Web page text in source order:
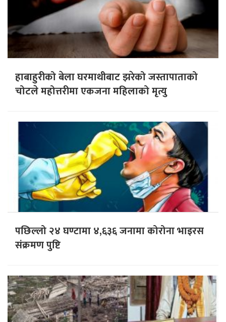
हाबाहुरीको बेला घरमाथीबाट झरेको जस्तापाताको
चोटले महोत्तरीमा एकजना महिलाको मृत्यु
पछिल्लो २४ घण्टामा ४,६३६ जनामा कोरोना भाइरस
संक्रमण पुष्टि